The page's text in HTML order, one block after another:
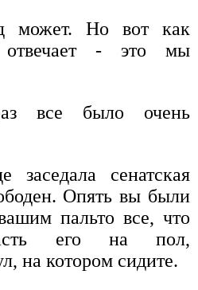
может. Но вот как
- это мы
все было очень
заседала сенатская
Опять вы были
пальто все, что
его на пол,
на котором сидите.